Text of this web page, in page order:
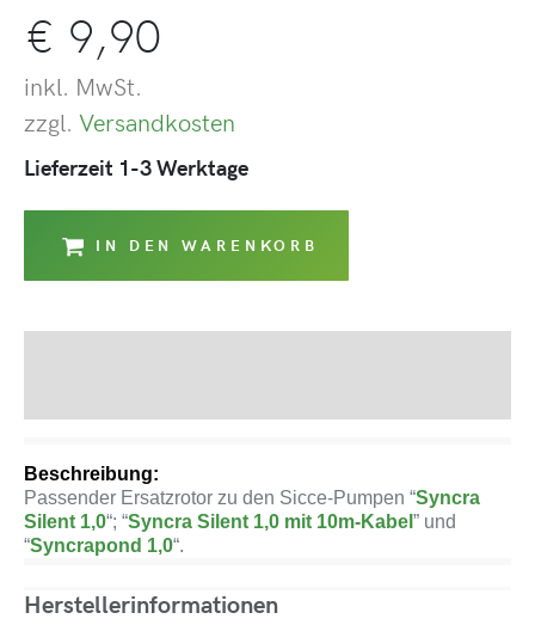
€ 9,90
inkl. MwSt.
zzgl. Versandkosten
Lieferzeit 1-3 Werktage
IN DEN WARENKORB
Beschreibung:
Passender Ersatzrotor zu den Sicce-Pumpen “Syncra
Silent 1,0“; “Syncra Silent 1,0 mit 10m-Kabel ” und
“Syncrapond 1,0“.
Herstellerinformationen